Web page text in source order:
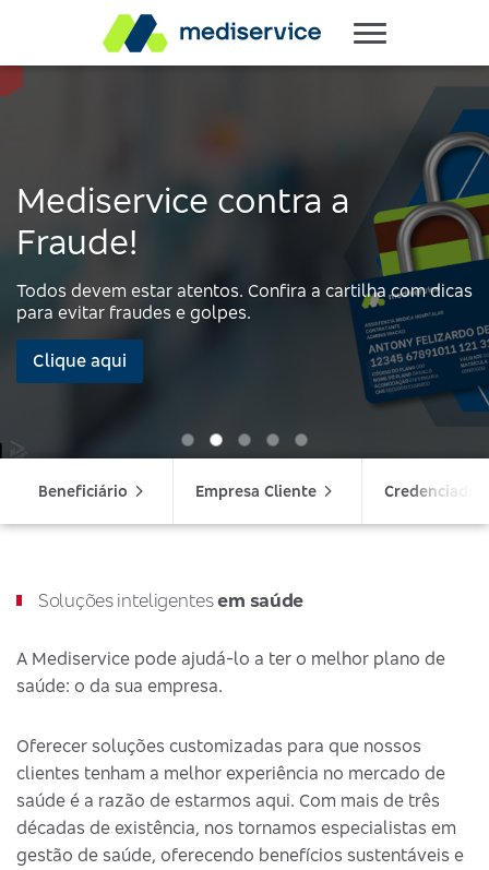
Mediservice contra a
Fraude!
Todos devem estar atentos. Confira a cartilha com dicas
para evitar fraudes e golpes.
Clique aqui
Beneficiário Empresa Cliente Credenciado
Soluções inteligentesem saúde
A Mediservice pode ajudá-lo a ter o melhor plano de
saúde: o da sua empresa.
Oferecer soluções customizadas para que nossos
clientes tenham a melhor experiência no mercado de
saúde é a razão de estarmos aqui. Com mais de três
décadas de existência, nos tornamos especialistas em
gestão de saúde, oferecendo benefícios sustentáveis e